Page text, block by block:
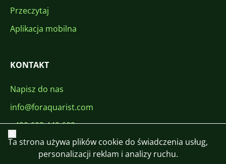
Przeczytaj
Aplikacja mobilna
KONTAKT
Napisz do nas
info@foraquarist.com
+420 603 449 602
Zamknij
Ta strona używa plików cookie do świadczenia usług,
personalizacji reklam i analizy ruchu.